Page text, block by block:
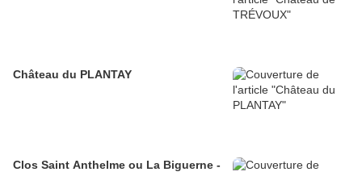
Château du PLANTAY
Clos Saint Anthelme ou La Biguerne -